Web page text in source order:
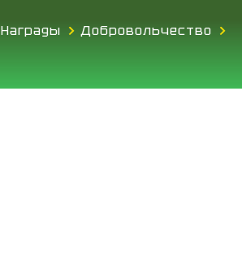
Награды
Добровольчество